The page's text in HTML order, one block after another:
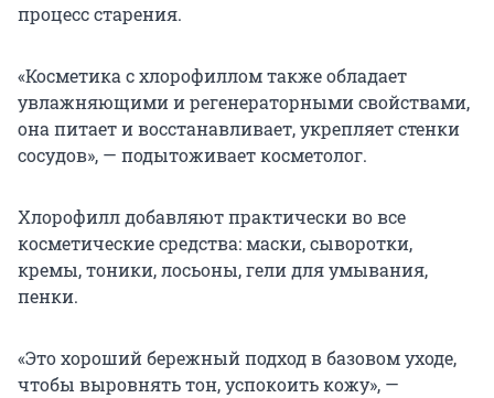
процесс старения.
«Косметика с хлорофиллом также обладает
увлажняющими и регенераторными свойствами,
она питает и восстанавливает, укрепляет стенки
сосудов», — подытоживает косметолог.
Хлорофилл добавляют практически во все
косметические средства: маски, сыворотки,
кремы, тоники, лосьоны, гели для умывания,
пенки.
«Это хороший бережный подход в базовом уходе,
чтобы выровнять тон, успокоить кожу», —